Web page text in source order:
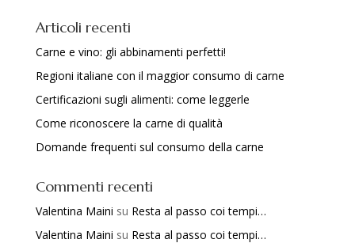
Articoli recenti
Carne e vino: gli abbinamenti perfetti!
Regioni italiane con il maggior consumo di carne
Certificazioni sugli alimenti: come leggerle
Come riconoscere la carne di qualità
Domande frequenti sul consumo della carne
Commenti recenti
Valentina Maini su Resta al passo coi tempi…
Valentina Maini su Resta al passo coi tempi…